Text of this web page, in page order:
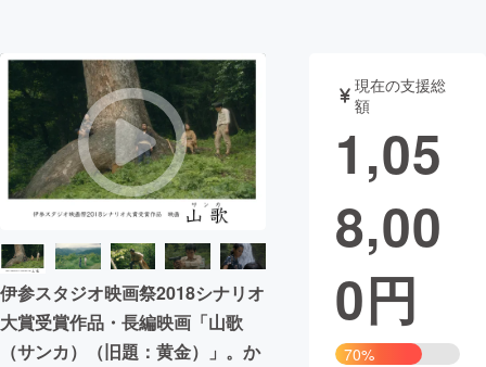
テクノロジー・ガジェット
映像・映画 書籍・雑誌
ビジネス・起業 チャレンジ
まちづくり・地域活性化
CAMPFIRE for Social Good
CAMPFIRE Creation
伊参スタジオ映画祭2018シナリオ
大賞受賞作品・長編映画「山歌
（サンカ）（旧題：黄金）」。か
現在の支援総
額
1,05
8,00
0円
70%